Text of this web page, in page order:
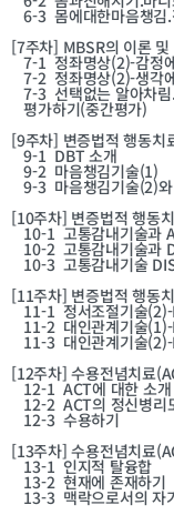
6-3몸에대한마음챙김.
[7주차] MBSR의 이론
7-1정좌명상(2)-감정
7-2 정좌명상(2)-생각
7-3선택없는 알아차림
평가하기(중간평가)
[9주차] 변증법적 행동
9-1DBT 소개
9-2 마음챙김기술(1)
9-3마음챙김기술(2)와
[10주차] 변증법적 행동
10-1고통감내기술과
10-2 고통감내기술과
10-3고통감내기술
[11주차] 변증법적 행동
11-1정서조절기술
11-2 대인관계기술
11-3대인관계기술(2)-
[12주차] 수용전념치료
12-1ACT에 대한 소개
12-2 ACT의 정신병리
12-3수용하기
[13주차] 수용전념치료
13-1인지적 탈융합
13-2 현재에 존재하기
13-3맥락으로서의 자